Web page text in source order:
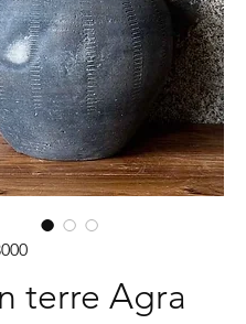
terre Agra